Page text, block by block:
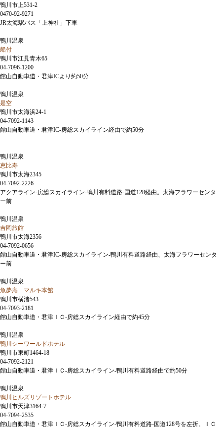
鴨川市上531-2
0470-92-9271
JR太海駅バス「上神社」下車
鴨川温泉
船付
鴨川市江見青木65
04-7096-1200
館山自動車道・君津ICより約50分
鴨川温泉
是空
鴨川市太海浜24-1
04-7092-1143
館山自動車道・君津IC-房総スカイライン経由で約50分
鴨川温泉
恵比寿
鴨川市太海2345
04-7092-2226
アクアライン-房総スカイライン-鴨川有料道路-国道128経由。太海フラワーセンタ
ー前
鴨川温泉
吉岡旅館
鴨川市太海2356
04-7092-0656
館山自動車道・君津IC-房総スカイライン-鴨川有料道路経由、太海フラワーセンタ
ー前
鴨川温泉
魚夢庵 マルキ本館
鴨川市横渚543
04-7093-2181
館山自動車道・君津ＩＣ-房総スカイライン経由で約45分
鴨川温泉
鴨川シーワールドホテル
鴨川市東町1464-18
04-7092-2121
館山自動車道・君津ＩＣ-房総スカイライン-鴨川有料道路経由で約50分
鴨川温泉
鴨川ヒルズリゾートホテル
鴨川市天津3164-7
04-7094-2535
館山自動車道・君津ＩＣ-房総スカイライン-鴨川有料道路-国道128号を左折。ＩＣ